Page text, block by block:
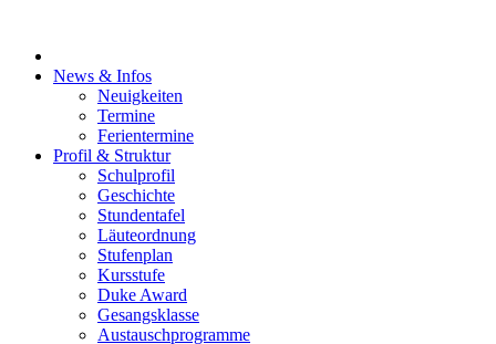
News & Infos
Neuigkeiten
Termine
Ferientermine
Profil & Struktur
Schulprofil
Geschichte
Stundentafel
Läuteordnung
Stufenplan
Kursstufe
Duke Award
Gesangsklasse
Austauschprogramme